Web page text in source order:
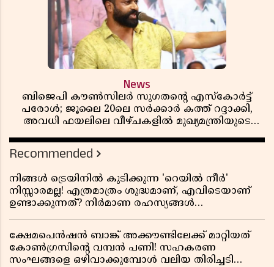
News
ബിജെപി കൗൺസിലർ സുഗതന്റെ എസ്‌കോർട്ട്
പരോൾ; ജൂലൈ 20ലെ സർക്കാർ കത്ത് റദ്ദാക്കി,
അവധി ഫയലിലെ വീഴ്ചകളിൽ മുഖ്യമന്ത്രിയുടെ
Recommended
നിങ്ങൾ ട്രെയിനിൽ കുടിക്കുന്ന 'റെയിൽ നീർ'
നിസ്സാരമല്ല! എത്രമാത്രം ശുദ്ധമാണ്, എവിടെയാണ്
ഉണ്ടാക്കുന്നത്? നിർമാണ രഹസ്യങ്ങൾ
ക്ഷേമപെൻഷൻ ബാങ്ക് അക്കൗണ്ടിലേക്ക് മാറ്റിയത്
കോൺഗ്രസിന്റെ വമ്പൻ പണി! സഹകരണ
സംഘങ്ങളെ ഒഴിവാക്കുമ്പോൾ വലിയ തിരിച്ചടി